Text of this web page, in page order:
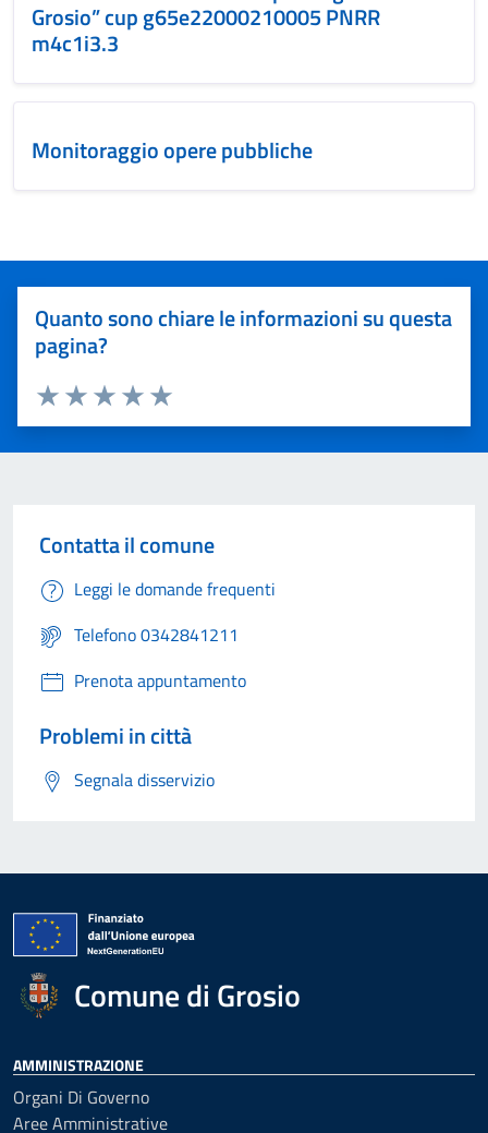
Grosio” cup g65e22000210005 PNRR
m4c1i3.3
Monitoraggio opere pubbliche
Quanto sono chiare le informazioni su questa
pagina?
Valuta 5 stelle su 5
Valuta 4 stelle su 5
Valuta 3 stelle su 5
Valuta 2 stelle su 5
Valuta 1 stelle su 5
Contatta il comune
Leggi le domande frequenti
Telefono 0342841211
Prenota appuntamento
Problemi in città
Segnala disservizio
Comune di Grosio
AMMINISTRAZIONE
Organi Di Governo
Aree Amministrative